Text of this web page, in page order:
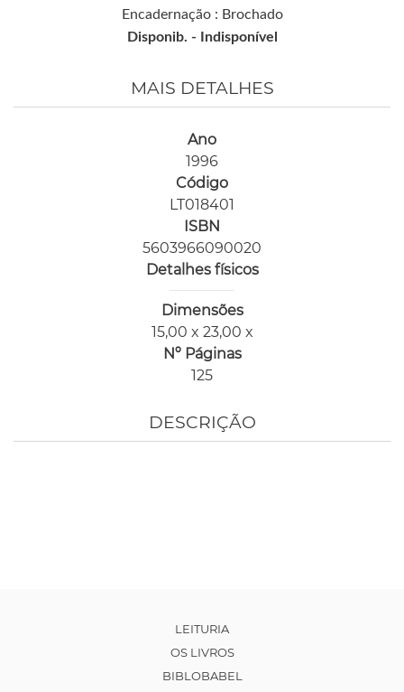
Encadernação : Brochado
Disponib. -
Indisponível
MAIS DETALHES
Ano
1996
Código
LT018401
ISBN
5603966090020
Detalhes físicos
Dimensões
15,00 x 23,00 x
Nº Páginas
125
DESCRIÇÃO
LEITURIA
OS LIVROS
BIBLOBABEL